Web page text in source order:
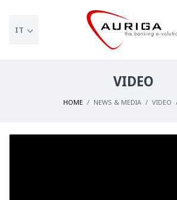
IT
VIDEO
HOME NEWS & MEDIA VIDEO